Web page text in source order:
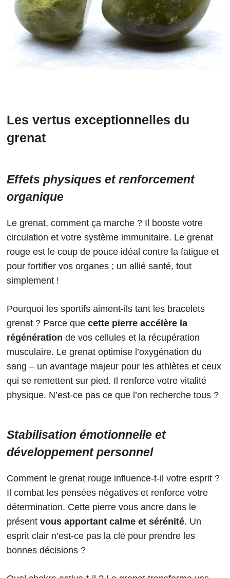
Les vertus exceptionnelles du
grenat
Effets physiques et renforcement
organique
Le grenat, comment ça marche ? Il booste votre
circulation et votre système immunitaire. Le grenat
rouge est le coup de pouce idéal contre la fatigue et
pour fortifier vos organes ; un allié santé, tout
simplement !
Pourquoi les sportifs aiment-ils tant les bracelets
grenat ? Parce que cette pierre accélère la
régénération de vos cellules et la récupération
musculaire. Le grenat optimise l’oxygénation du
sang – un avantage majeur pour les athlètes et ceux
qui se remettent sur pied. Il renforce votre vitalité
physique. N’est-ce pas ce que l’on recherche tous ?
Stabilisation émotionnelle et
développement personnel
Comment le grenat rouge influence-t-il votre esprit ?
Il combat les pensées négatives et renforce votre
détermination. Cette pierre vous ancre dans le
présent vous apportant calme et sérénité. Un
esprit clair n’est-ce pas la clé pour prendre les
bonnes décisions ?